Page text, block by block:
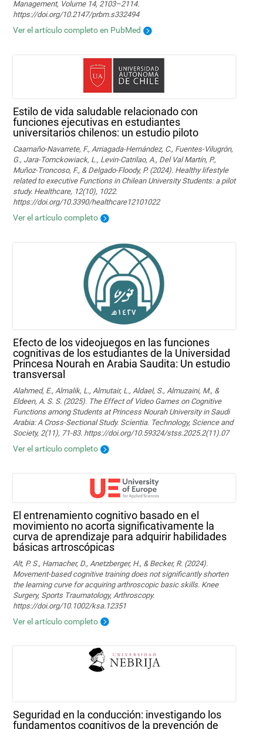
Management, Volume 14, 2103–2114.
https://doi.org/10.2147/prbm.s332494
Ver el artículo completo en PubMed
Estilo de vida saludable relacionado con
funciones ejecutivas en estudiantes
universitarios chilenos: un estudio piloto
Caamaño-Navarrete, F., Arriagada-Hernández, C., Fuentes-Vilugrón,
G., Jara-Tomckowiack, L., Levin-Catrilao, A., Del Val Martín, P.,
Muñoz-Troncoso, F., & Delgado-Floody, P. (2024). Healthy lifestyle
related to executive Functions in Chilean University Students: a pilot
study. Healthcare, 12(10), 1022.
https://doi.org/10.3390/healthcare12101022
Ver el artículo completo
Efecto de los videojuegos en las funciones
cognitivas de los estudiantes de la Universidad
Princesa Nourah en Arabia Saudita: Un estudio
transversal
Alahmed, E., Almalik, L., Almutair, L., Aldael, S., Almuzaini, M., &
Eldeen, A. S. S. (2025). The Effect of Video Games on Cognitive
Functions among Students at Princess Nourah University in Saudi
Arabia: A Cross-Sectional Study. Scientia. Technology, Science and
Society, 2(11), 71-83. https://doi.org/10.59324/stss.2025.2(11).07
Ver el artículo completo
El entrenamiento cognitivo basado en el
movimiento no acorta significativamente la
curva de aprendizaje para adquirir habilidades
básicas artroscópicas
Alt, P. S., Hamacher, D., Anetzberger, H., & Becker, R. (2024).
Movement‐based cognitive training does not significantly shorten
the learning curve for acquiring arthroscopic basic skills. Knee
Surgery, Sports Traumatology, Arthroscopy.
https://doi.org/10.1002/ksa.12351
Ver el artículo completo
Seguridad en la conducción: investigando los
fundamentos cognitivos de la prevención de